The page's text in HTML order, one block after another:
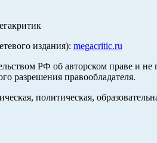
издания): megacritic.ru
РФ об авторском праве и
разрешения правообладателя.
политическая,